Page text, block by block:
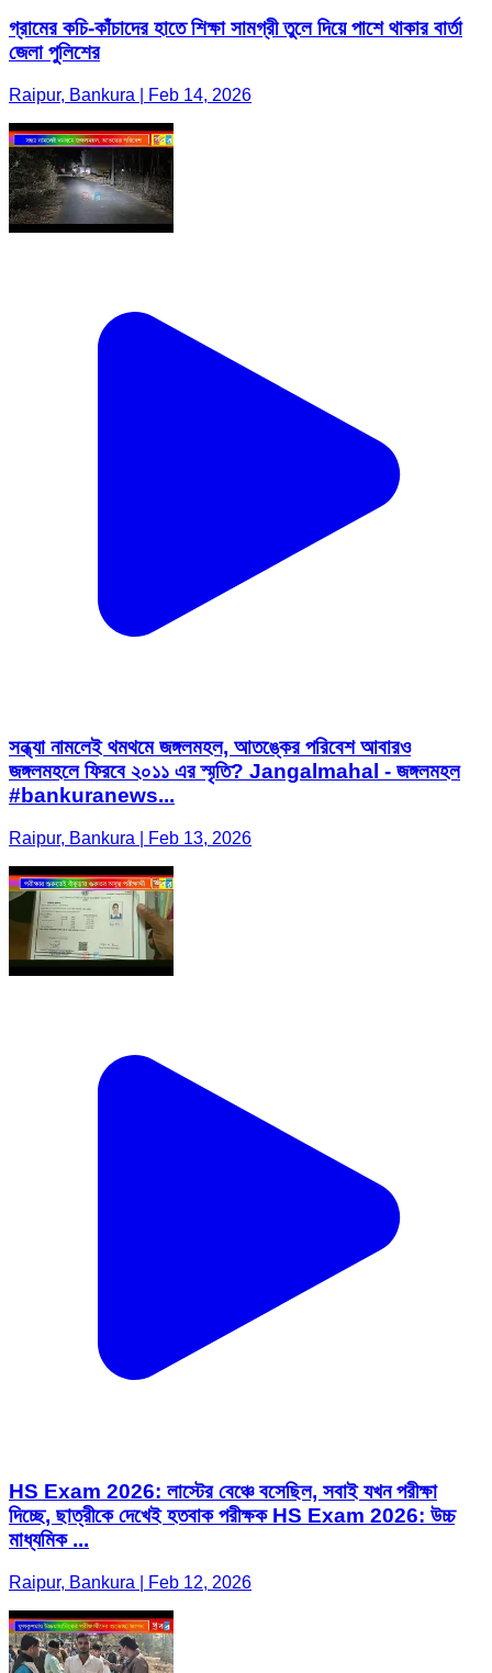
গ্রামের কচি-কাঁচাদের হাতে শিক্ষা সামগ্রী তুলে দিয়ে পাশে থাকার বার্তা
জেলা পুলিশের
Raipur, Bankura | Feb 14, 2026
সন্ধ্যা নামলেই থমথমে জঙ্গলমহল, আতঙ্কের পরিবেশ আবারও
জঙ্গলমহলে ফিরবে ২০১১ এর স্মৃতি? Jangalmahal - জঙ্গলমহল
#bankuranews...
Raipur, Bankura | Feb 13, 2026
HS Exam 2026: লাস্টের বেঞ্চে বসেছিল, সবাই যখন পরীক্ষা
দিচ্ছে, ছাত্রীকে দেখেই হতবাক পরীক্ষক HS Exam 2026: উচ্চ
মাধ্যমিক ...
Raipur, Bankura | Feb 12, 2026